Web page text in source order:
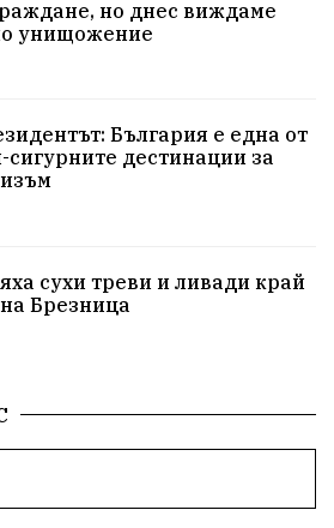
АМ Струма Белица
медии
Репресии
ГДБОП Проверки
Андрей Гюров
Протести инциденти
но днес виждаме
унищожение
България е една от
сигурните дестинации за
сухи треви и ливади край
Брезница